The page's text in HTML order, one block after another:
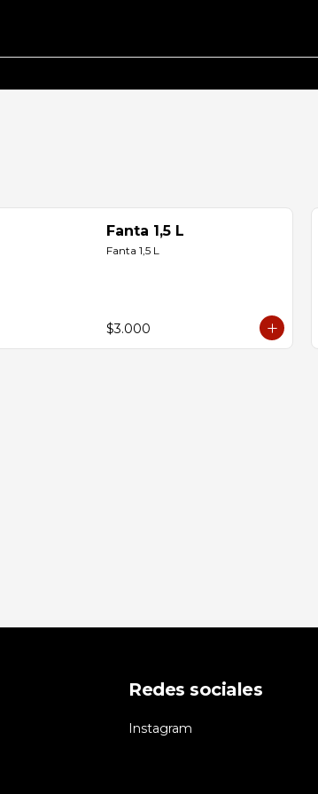
Fanta 1,5 L
Fanta 1,5 L
$3.000
Redes sociales
Instagram